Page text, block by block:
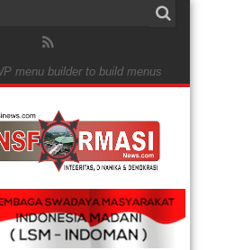
menu builder to build menus